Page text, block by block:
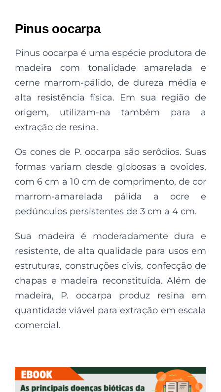
Pinus oocarpa
Pinus oocarpa é uma espécie produtora de
madeira com tonalidade amarelada e
cerne marrom-pálido, de dureza média e
alta resistência física. Em sua região de
origem, utilizam-na também para a
extração de resina.
Os cones de P. oocarpa são serôdios. Suas
formas variam desde globosas a ovoides,
com 6 cm a 10 cm de comprimento, de cor
marrom-amarelada pálida a ocre e
pedúnculos persistentes de 3 cm a 4 cm.
Sua madeira é moderadamente dura e
resistente, de alta qualidade para usos em
estruturas, construções civis, confecção de
chapas e madeira reconstituída. Além de
madeira, P. oocarpa produz resina em
quantidade viável para extração em escala
comercial.